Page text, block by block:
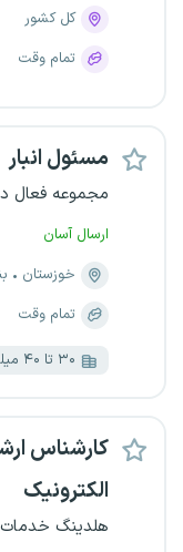
کل کشور
تمام وقت
مسئول انبار
مجموعه فعال
ارسال آسان
خوزستان
تمام وقت
۳۰ تا ۴۰ میلیون تومان
کارشناس
الکترونیک
هلدینگ